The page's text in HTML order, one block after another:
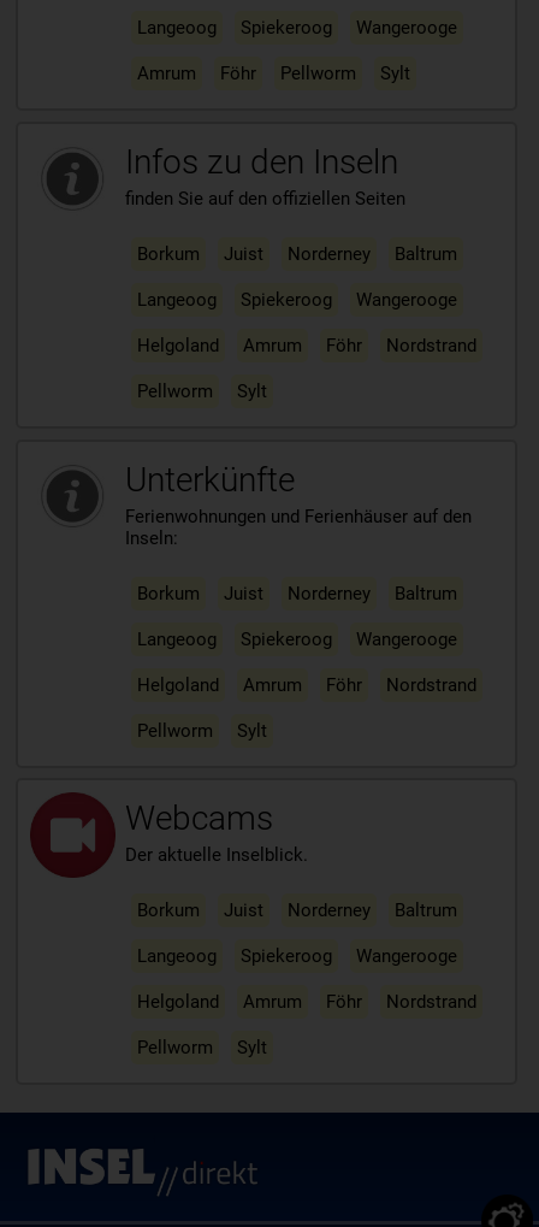
Langeoog Spiekeroog Wangerooge
Amrum Föhr Pellworm Sylt
Infos zu den Inseln
finden Sie auf den offiziellen Seiten
Borkum Juist Norderney Baltrum
Langeoog Spiekeroog Wangerooge
Helgoland Amrum Föhr Nordstrand
Pellworm Sylt
Unterkünfte
Ferienwohnungen und Ferienhäuser auf den
Inseln:
Borkum Juist Norderney Baltrum
Langeoog Spiekeroog Wangerooge
Helgoland Amrum Föhr Nordstrand
Pellworm Sylt
Webcams
Der aktuelle Inselblick.
Borkum Juist Norderney Baltrum
Langeoog Spiekeroog Wangerooge
Helgoland Amrum Föhr Nordstrand
Pellworm Sylt